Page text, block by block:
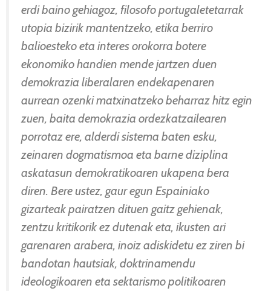
erdi baino gehiagoz, filosofo portugaletetarrak
utopia bizirik mantentzeko, etika berriro
balioesteko eta interes orokorra botere
ekonomiko handien mende jartzen duen
demokrazia liberalaren endekapenaren
aurrean ozenki matxinatzeko beharraz hitz egin
zuen, baita demokrazia ordezkatzailearen
porrotaz ere, alderdi sistema baten esku,
zeinaren dogmatismoa eta barne diziplina
askatasun demokratikoaren ukapena bera
diren. Bere ustez, gaur egun Espainiako
gizarteak pairatzen dituen gaitz gehienak,
zentzu kritikorik ez dutenak eta, ikusten ari
garenaren arabera, inoiz adiskidetu ez ziren bi
bandotan hautsiak, doktrinamendu
ideologikoaren eta sektarismo politikoaren